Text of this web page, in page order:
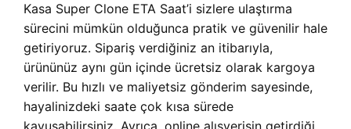
Kasa Super Clone ETA Saat’i sizlere ulaştırma
sürecini mümkün olduğunca pratik ve güvenilir hale
getiriyoruz. Sipariş verdiğiniz an itibarıyla,
ürününüz aynı gün içinde ücretsiz olarak kargoya
verilir. Bu hızlı ve maliyetsiz gönderim sayesinde,
hayalinizdeki saate çok kısa sürede
kavuşabilirsiniz. Ayrıca, online alışverişin getirdiği